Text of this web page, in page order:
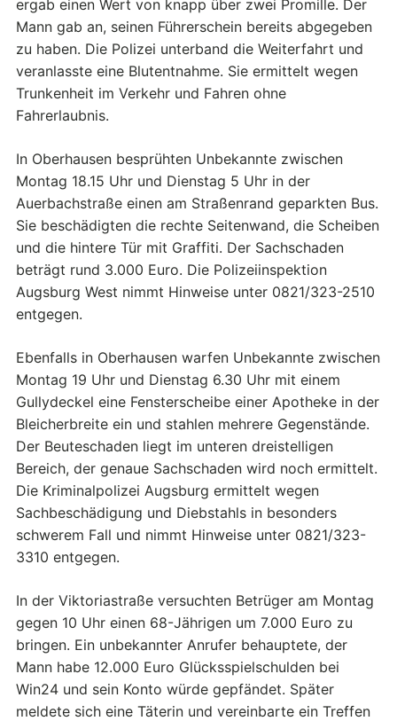
ergab einen Wert von knapp über zwei Promille. Der
Mann gab an, seinen Führerschein bereits abgegeben
zu haben. Die Polizei unterband die Weiterfahrt und
veranlasste eine Blutentnahme. Sie ermittelt wegen
Trunkenheit im Verkehr und Fahren ohne
Fahrerlaubnis.
In Oberhausen besprühten Unbekannte zwischen
Montag 18.15 Uhr und Dienstag 5 Uhr in der
Auerbachstraße einen am Straßenrand geparkten Bus.
Sie beschädigten die rechte Seitenwand, die Scheiben
und die hintere Tür mit Graffiti. Der Sachschaden
beträgt rund 3.000 Euro. Die Polizeiinspektion
Augsburg West nimmt Hinweise unter 0821/323-2510
entgegen.
Ebenfalls in Oberhausen warfen Unbekannte zwischen
Montag 19 Uhr und Dienstag 6.30 Uhr mit einem
Gullydeckel eine Fensterscheibe einer Apotheke in der
Bleicherbreite ein und stahlen mehrere Gegenstände.
Der Beuteschaden liegt im unteren dreistelligen
Bereich, der genaue Sachschaden wird noch ermittelt.
Die Kriminalpolizei Augsburg ermittelt wegen
Sachbeschädigung und Diebstahls in besonders
schwerem Fall und nimmt Hinweise unter 0821/323-
3310 entgegen.
In der Viktoriastraße versuchten Betrüger am Montag
gegen 10 Uhr einen 68-Jährigen um 7.000 Euro zu
bringen. Ein unbekannter Anrufer behauptete, der
Mann habe 12.000 Euro Glücksspielschulden bei
Win24 und sein Konto würde gepfändet. Später
meldete sich eine Täterin und vereinbarte ein Treffen